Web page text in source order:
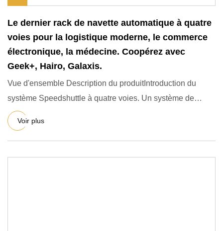
Le dernier rack de navette automatique à quatre
voies pour la logistique moderne, le commerce
électronique, la médecine. Coopérez avec
Geek+, Hairo, Galaxis.
Vue d'ensemble Description du produitIntroduction du
système Speedshuttle à quatre voies. Un système de
navette de pal
Voir plus